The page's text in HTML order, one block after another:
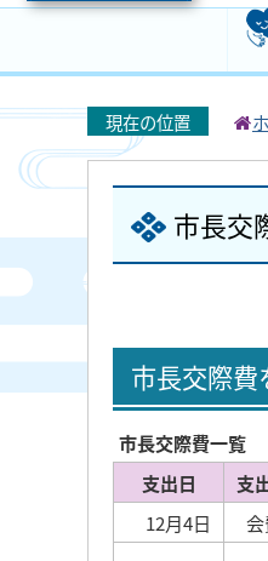
現在の位置
市長交
市長交際費
市長交際費一覧
支出日
支
12月4日